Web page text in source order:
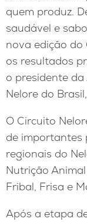
quem produz.
saudável e
nova edição do
os resultados
o presidente
Nelore do
O Circuito
de importantes
regionais do
Nutrição
Fribal, Frisa e
Após a etapa